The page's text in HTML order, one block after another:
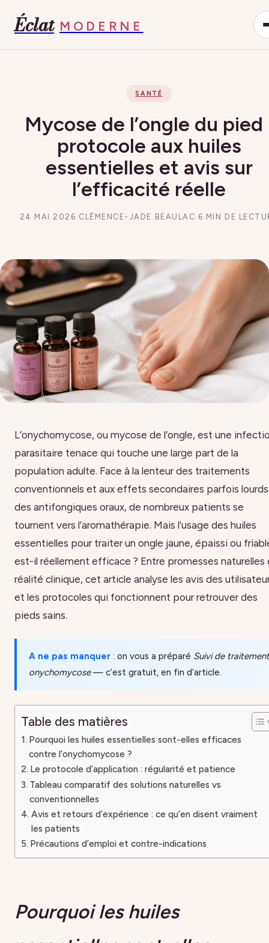
Éclat MODERNE
SANTÉ
Mycose de l’ongle du pied
protocole aux huiles
essentielles et avis sur
l’efficacité réelle
24 MAI 2026· CLÉMENCE-JADE BEAULAC· 6 MIN DE
L’onychomycose, ou mycose de l’ongle, est une
parasitaire tenace qui touche une large part de la
population adulte. Face à la lenteur des traitements
conventionnels et aux effets secondaires parfois lourds
des antifongiques oraux, de nombreux patients se
tournent vers l’aromathérapie. Mais l’usage des huiles
essentielles pour traiter un ongle jaune, épaissi ou
est-il réellement efficace ? Entre promesses naturelles
réalité clinique, cet article analyse les avis des
et les protocoles qui fonctionnent pour retrouver des
pieds sains.
A ne pas manquer : on vous a préparé Suivi de traitement
onychomycose— c’est gratuit, en fin d’article.
Table des matières
Pourquoi les huiles essentielles sont-elles efficaces
contre l’onychomycose ?
Le protocole d’application : régularité et patience
Tableau comparatif des solutions naturelles vs
conventionnelles
Avis et retours d’expérience : ce qu’en disent vraiment
les patients
Précautions d’emploi et contre-indications
Pourquoi les huiles